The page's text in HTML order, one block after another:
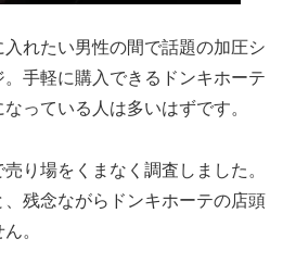
れたい男性の間で話題の加圧シ
手軽に購入できるドンキホーテ
っている人は多いはずです。
り場をくまなく調査しました。
残念ながらドンキホーテの店頭
。